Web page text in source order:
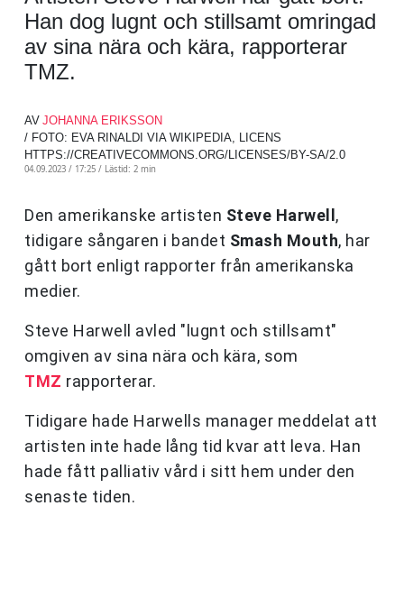
Han dog lugnt och stillsamt omringad
av sina nära och kära, rapporterar
TMZ.
AV JOHANNA ERIKSSON
/ FOTO: EVA RINALDI VIA WIKIPEDIA, LICENS
HTTPS://CREATIVECOMMONS.ORG/LICENSES/BY-SA/2.0
04.09.2023 / 17:25 / Lästid: 2 min
Den amerikanske artisten Steve Harwell ,
tidigare sångaren i bandet Smash Mouth, har
gått bort enligt rapporter från amerikanska
medier.
Steve Harwell avled "lugnt och stillsamt"
omgiven av sina nära och kära, som
TMZ rapporterar.
Tidigare hade Harwells manager meddelat att
artisten inte hade lång tid kvar att leva. Han
hade fått palliativ vård i sitt hem under den
senaste tiden.